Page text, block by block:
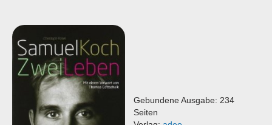
Gebundene Ausgabe: 234
Seiten